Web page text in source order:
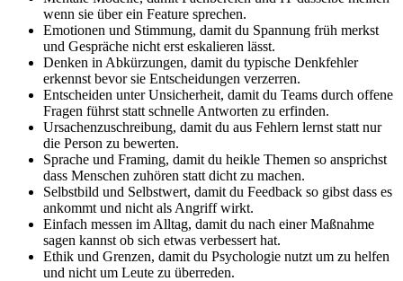
wenn sie über ein Feature sprechen.
Emotionen und Stimmung, damit du Spannung früh merkst
und Gespräche nicht erst eskalieren lässt.
Denken in Abkürzungen, damit du typische Denkfehler
erkennst bevor sie Entscheidungen verzerren.
Entscheiden unter Unsicherheit, damit du Teams durch offene
Fragen führst statt schnelle Antworten zu erfinden.
Ursachenzuschreibung, damit du aus Fehlern lernst statt nur
die Person zu bewerten.
Sprache und Framing, damit du heikle Themen so ansprichst
dass Menschen zuhören statt dicht zu machen.
Selbstbild und Selbstwert, damit du Feedback so gibst dass es
ankommt und nicht als Angriff wirkt.
Einfach messen im Alltag, damit du nach einer Maßnahme
sagen kannst ob sich etwas verbessert hat.
Ethik und Grenzen, damit du Psychologie nutzt um zu helfen
und nicht um Leute zu überreden.